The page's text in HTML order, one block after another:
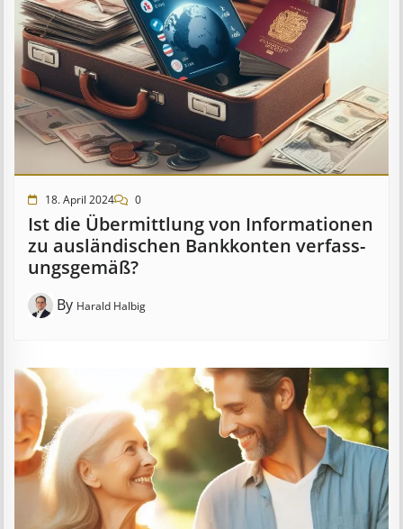
18. April 2024 0
Ist die Über­mitt­lung von In­for­mat­ion­en
zu aus­länd­isch­en Bank­kont­en ver­fass­
ungs­ge­mäß?
By Harald Halbig